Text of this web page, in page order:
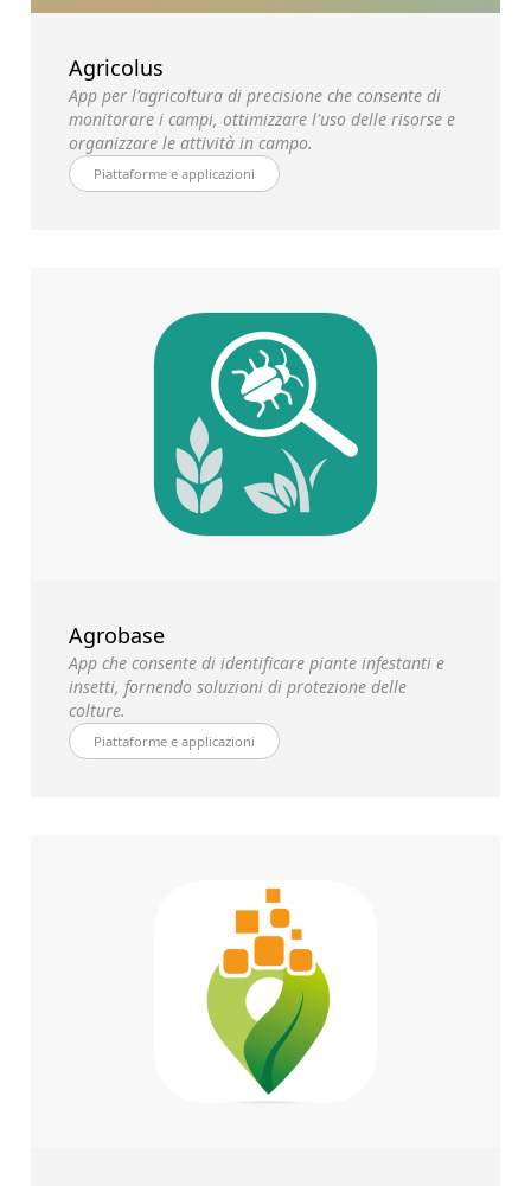
Agricolus
App per l'agricoltura di precisione che consente di
monitorare i campi, ottimizzare l'uso delle risorse e
organizzare le attività in campo.
Piattaforme e applicazioni
Agrobase
App che consente di identificare piante infestanti e
insetti, fornendo soluzioni di protezione delle
colture.
Piattaforme e applicazioni